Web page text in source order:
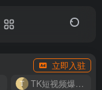
立即入驻
TK短视频爆款复刻